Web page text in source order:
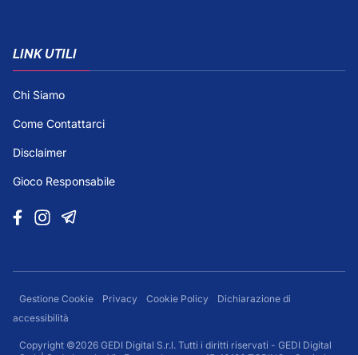
LINK UTILI
Chi Siamo
Come Contattarci
Disclaimer
Gioco Responsabile
Gestione Cookie Privacy Cookie Policy
Dichiarazione di
accessibilità
Copyright ©2026 GEDI Digital S.r.l. Tutti i diritti riservati - GEDI Digital